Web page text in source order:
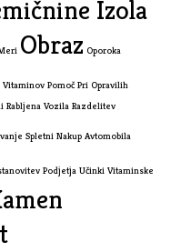
Izola
Obraz Oporoka
Vitaminov Pomoč Pri Opravilih
Rabljena Vozila Razdelitev
Spletni Nakup Avtomobila
Podjetja Učinki Vitaminske